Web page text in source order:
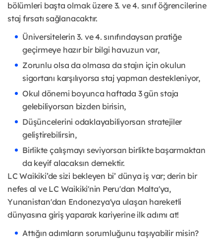
bölümleri başta olmak üzere 3. ve 4. sınıf öğrencilerine
staj fırsatı sağlanacaktır.
Üniversitelerin 3. ve 4. sınıfındaysan pratiğe
geçirmeye hazır bir bilgi havuzun var,
Zorunlu olsa da olmasa da stajın için okulun
sigortanı karşılıyorsa staj yapman destekleniyor,
Okul dönemi boyunca haftada 3 gün staja
gelebiliyorsan bizden birisin,
Düşüncelerini odaklayabiliyorsan stratejiler
geliştirebilirsin,
Birlikte çalışmayı seviyorsan birlikte başarmaktan
da keyif alacaksın demektir.
LC Waikiki’de sizi bekleyen bi’ dünya iş var; derin bir
nefes al ve LC Waikiki'nin Peru'dan Malta'ya,
Yunanistan'dan Endonezya'ya ulaşan hareketli
dünyasına giriş yaparak kariyerine ilk adımı at!
Attığın adımların sorumluğunu taşıyabilir misin?